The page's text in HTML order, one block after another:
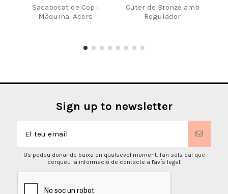
Sacabocat de Cop i
Màquina. Acers
Cúter de Bronze amb
Regulador
Sign up to newsletter
Us podeu donar de baixa en qualsevol moment. Tan sols cal que
cerqueu la informació de contacte a l'avís legal.